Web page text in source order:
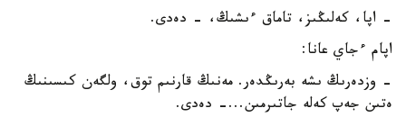
- اپا، كەلىڭىز، تاماق ءىشىڭ، - دەدى.
اپام ءجاي عانا:
- وزدەرىڭ ىشە بەرىڭدەر. مەنىڭ قارنىم توق، ولگەن كىسىنىڭ
ەتىن جەپ كەلە جاتىرمىن...- دەدى.